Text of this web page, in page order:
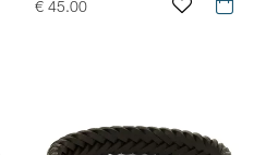
€ 45.00